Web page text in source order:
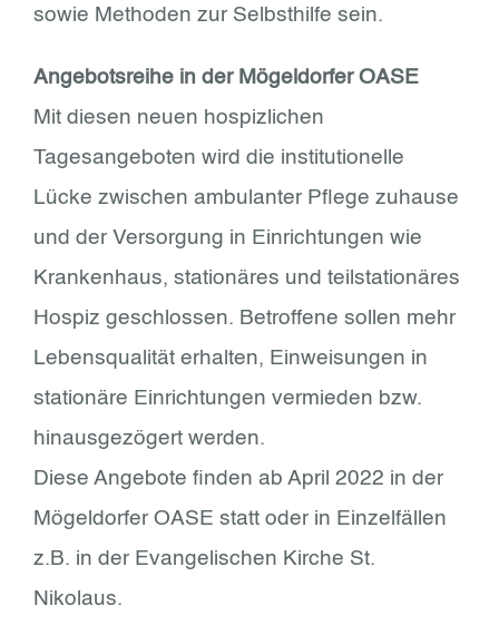
sowie Methoden zur Selbsthilfe sein.
Angebotsreihe in der Mögeldorfer OASE
Mit diesen neuen hospizlichen
Tagesangeboten wird die institutionelle
Lücke zwischen ambulanter Pflege zuhause
und der Versorgung in Einrichtungen wie
Krankenhaus, stationäres und teilstationäres
Hospiz geschlossen. Betroffene sollen mehr
Lebensqualität erhalten, Einweisungen in
stationäre Einrichtungen vermieden bzw.
hinausgezögert werden.
Diese Angebote finden ab April 2022 in der
Mögeldorfer OASE statt oder in Einzelfällen
z.B. in der Evangelischen Kirche St.
Nikolaus.